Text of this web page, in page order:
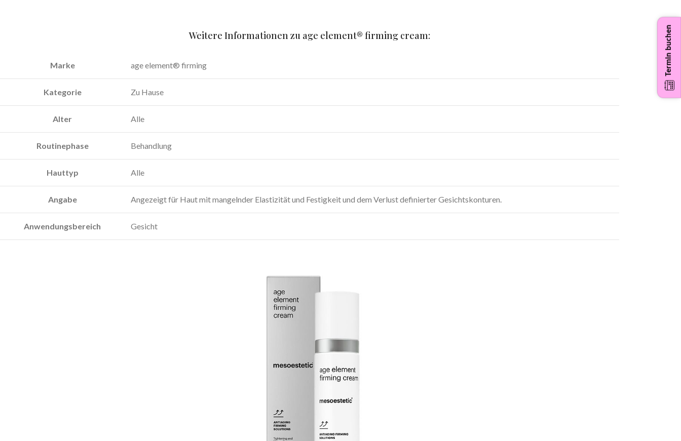
Weitere Informationen zu age element® firming cream:
Marke age element® firming
Kategorie Zu Hause
Alter Alle
Routinephase Behandlung
Hauttyp Alle
Angabe Angezeigt für Haut mit mangelnder Elastizität und Festigkeit und dem Verlust definierter Gesichtskonturen.
Anwendungsbereich Gesicht
Termin buchen